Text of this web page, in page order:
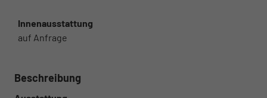
Innenausstattung
auf Anfrage
Beschreibung